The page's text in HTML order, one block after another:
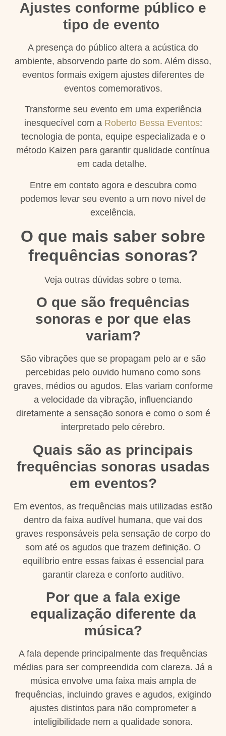
Ajustes conforme público e
tipo de evento
A presença do público altera a acústica do
ambiente, absorvendo parte do som. Além disso,
eventos formais exigem ajustes diferentes de
eventos comemorativos.
Transforme seu evento em uma experiência
inesquecível com a Roberto Bessa Eventos:
tecnologia de ponta, equipe especializada e o
método Kaizen para garantir qualidade contínua
em cada detalhe.
Entre em contato agora e descubra como
podemos levar seu evento a um novo nível de
excelência.
O que mais saber sobre
frequências sonoras?
Veja outras dúvidas sobre o tema.
O que são frequências
sonoras e por que elas
variam?
São vibrações que se propagam pelo ar e são
percebidas pelo ouvido humano como sons
graves, médios ou agudos. Elas variam conforme
a velocidade da vibração, influenciando
diretamente a sensação sonora e como o som é
interpretado pelo cérebro.
Quais são as principais
frequências sonoras usadas
em eventos?
Em eventos, as frequências mais utilizadas estão
dentro da faixa audível humana, que vai dos
graves responsáveis pela sensação de corpo do
som até os agudos que trazem definição. O
equilíbrio entre essas faixas é essencial para
garantir clareza e conforto auditivo.
Por que a fala exige
equalização diferente da
música?
A fala depende principalmente das frequências
médias para ser compreendida com clareza. Já a
música envolve uma faixa mais ampla de
frequências, incluindo graves e agudos, exigindo
ajustes distintos para não comprometer a
inteligibilidade nem a qualidade sonora.